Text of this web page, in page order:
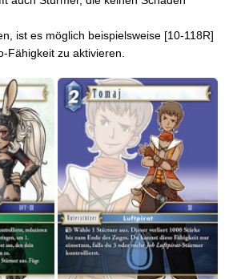
ist es möglich beispielsweise [10-118R]
Fähigkeit zu aktivieren.